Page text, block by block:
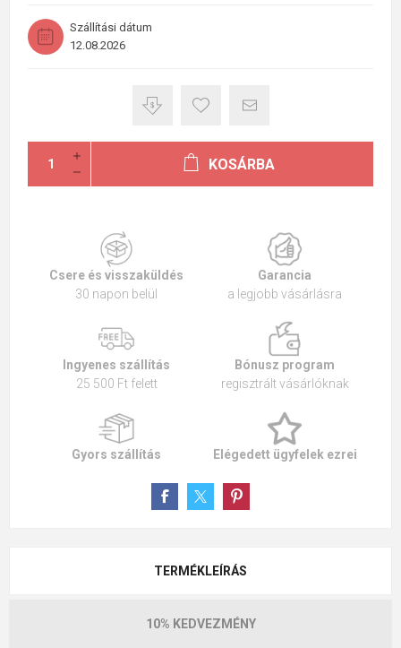
Szállítási dátum
12.08.2026
KOSÁRBA
Csere és visszaküldés
30 napon belül
Garancia
a legjobb vásárlásra
Ingyenes szállítás
25 500 Ft felett
Bónusz program
regisztrált vásárlóknak
Gyors szállítás Elégedett ügyfelek ezrei
TERMÉKLEÍRÁS
10% KEDVEZMÉNY